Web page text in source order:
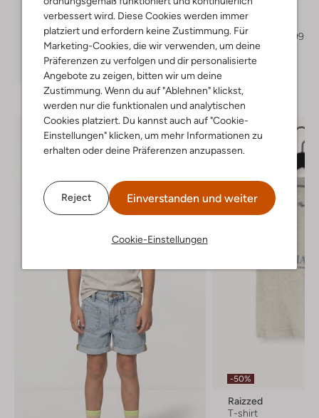
verbessert wird. Diese Cookies werden immer
platziert und erfordern keine Zustimmung. Für
Marketing-Cookies, die wir verwenden, um deine
Präferenzen zu verfolgen und dir personalisierte
Angebote zu zeigen, bitten wir um deine
Zustimmung. Wenn du auf "Ablehnen" klickst,
werden nur die funktionalen und analytischen
Cookies platziert. Du kannst auch auf "Cookie-
Einstellungen" klicken, um mehr Informationen zu
erhalten oder deine Präferenzen anzupassen.
Reject Einverstanden und weiter
Cookie-Einstellungen
Entdecke den Look
Cowboystiefel
€ 149,99
€ 74,99
-50%
Raizzed
T-shirt